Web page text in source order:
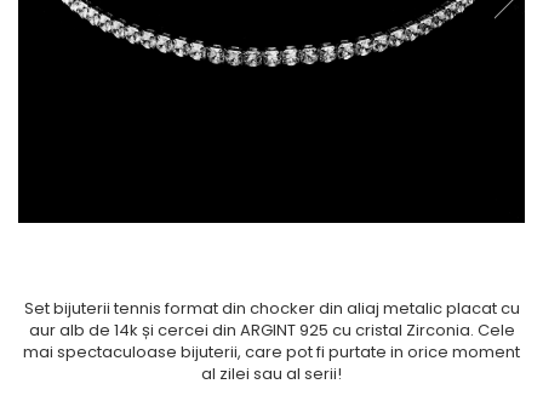
Set bijuterii tennis format din chocker din aliaj metalic placat cu
aur alb de 14k și cercei din ARGINT 925 cu cristal Zirconia. Cele
mai spectaculoase bijuterii, care pot fi purtate in orice moment
al zilei sau al serii!